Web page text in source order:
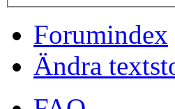
Forumindex
Ändra